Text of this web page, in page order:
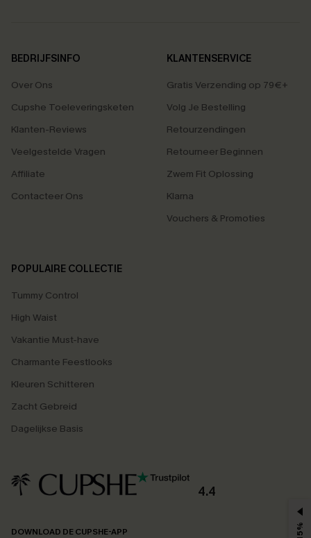
BEDRIJFSINFO
Over Ons
Cupshe Toeleveringsketen
Klanten-Reviews
Veelgestelde Vragen
Affiliate
Contacteer Ons
KLANTENSERVICE
Gratis Verzending op 79€+
Volg Je Bestelling
Retourzendingen
Retourneer Beginnen
Zwem Fit Oplossing
Klarna
Vouchers & Promoties
POPULAIRE COLLECTIE
Tummy Control
High Waist
Vakantie Must-have
Charmante Feestlooks
Kleuren Schitteren
Zacht Gebreid
Dagelijkse Basis
4.4
DOWNLOAD DE CUPSHE-APP